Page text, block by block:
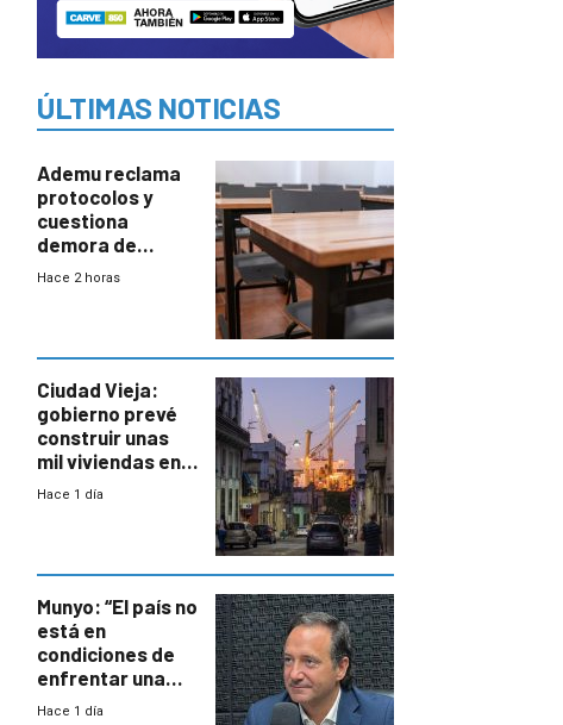
ÚLTIMAS NOTICIAS
Ademu reclama
protocolos y
cuestiona
demora de
Primaria ante
Hace 2 horas
Ciudad Vieja:
gobierno prevé
construir unas
mil viviendas en
un plan de
Hace 1 día
Munyo: “El país no
está en
condiciones de
enfrentar una
reducción de la
Hace 1 día